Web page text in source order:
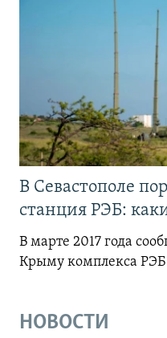
В Севастополе
станция РЭБ:
В марте 2017 года
Крыму комплекса
НОВОСТИ